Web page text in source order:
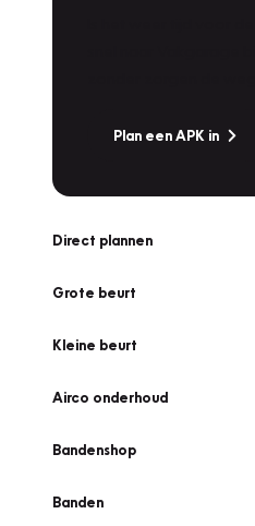
Plan een APK in
Direct plannen
Grote beurt
Kleine beurt
Airco onderhoud
Bandenshop
Banden